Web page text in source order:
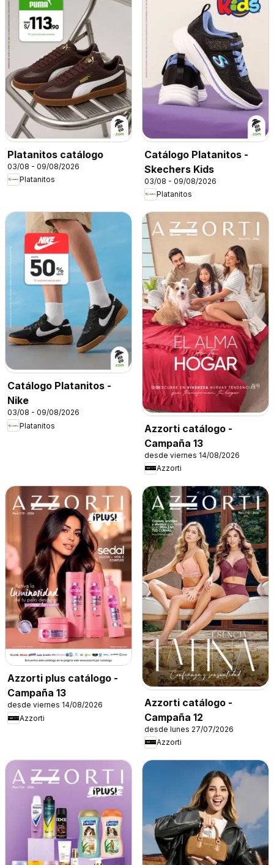
Platanitos catálogo
03/08 - 09/08/2026
Platanitos
Catálogo Platanitos -
Skechers Kids
03/08 - 09/08/2026
Platanitos
Catálogo Platanitos -
Nike
03/08 - 09/08/2026
Platanitos
Azzorti catálogo -
Campaña 13
desde viernes 14/08/2026
Azzorti
Azzorti plus catálogo -
Campaña 13
desde viernes 14/08/2026
Azzorti
Azzorti catálogo -
Campaña 12
desde lunes 27/07/2026
Azzorti